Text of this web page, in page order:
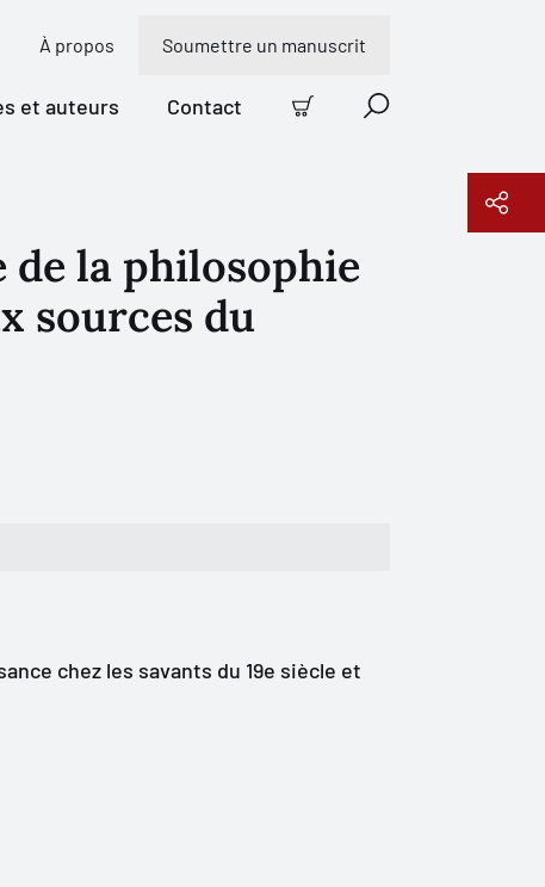
À propos Soumettre un manuscrit
et auteurs Contact
Panier Recherche
la philosophie
sources du
chez les savants du 19e siècle et